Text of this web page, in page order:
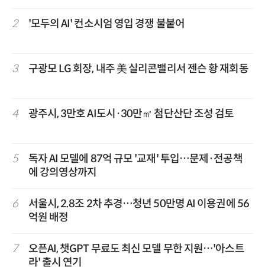
2 '모두의 AI' 컨소시엄 영입 경쟁 불붙어
3 구광모 LG 회장, 내주 美 실리콘밸리서 젠슨 황 재회동
4 광주시, 3만호 AI도시·30만㎡ 첨단산단 조성 검토
5
독자 AI 모델에 87억 규모 '교재' 투입…문제·전공책
에 강의영상까지
6
서울시, 2.8조 2차 추경…청년 50만명 AI 이용권에 56
억원 배정
7
오픈AI, 챗GPT 무료도 최신 모델 무한 지원…'아스트
라' 출시 연기